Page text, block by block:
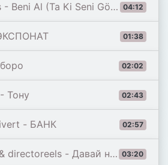
04:12
Seni Görene Kadar) [Beni Al Afro House Remix]
01:38
02:02
02:43
Тону
02:57
- БАНК
03:20
- Давай на самый верх